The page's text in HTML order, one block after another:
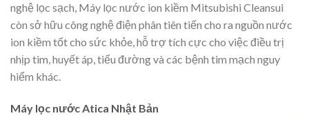
nghệ lọc sạch, Máy lọc nước ion kiềm Mitsubishi Cleansui
còn sở hữu công nghệ điện phân tiên tiến cho ra nguồn nước
ion kiềm tốt cho sức khỏe, hỗ trợ tích cực cho việc điều trị
nhịp tim, huyết áp, tiểu đường và các bệnh tim mạch nguy
hiểm khác.
Máy lọc nước Atica Nhật Bản